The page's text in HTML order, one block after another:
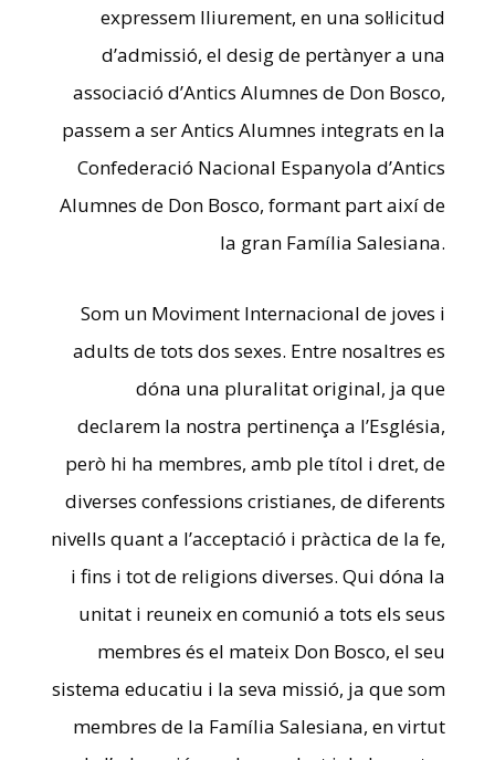
expressem lliurement, en una sol·licitud
d’admissió, el desig de pertànyer a una
associació d’Antics Alumnes de Don Bosco,
passem a ser Antics Alumnes integrats en la
Confederació Nacional Espanyola d’Antics
Alumnes de Don Bosco, formant part així de
la gran Família Salesiana.
Som un Moviment Internacional de joves i
adults de tots dos sexes. Entre nosaltres es
dóna una pluralitat original, ja que
declarem la nostra pertinença a l’Església,
però hi ha membres, amb ple títol i dret, de
diverses confessions cristianes, de diferents
nivells quant a l’acceptació i pràctica de la fe,
i fins i tot de religions diverses. Qui dóna la
unitat i reuneix en comunió a tots els seus
membres és el mateix Don Bosco, el seu
sistema educatiu i la seva missió, ja que som
membres de la Família Salesiana, en virtut